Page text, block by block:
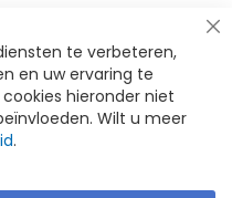
te verbeteren,
en uw ervaring te
hieronder niet
Wilt u meer
.